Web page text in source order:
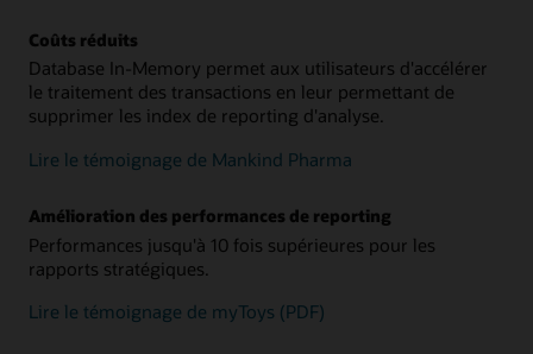
Coûts réduits
Database In-Memory permet aux utilisateurs d'accélérer
le traitement des transactions en leur permettant de
supprimer les index de reporting d'analyse.
Lire le témoignage de Mankind Pharma
Amélioration des performances de reporting
Performances jusqu'à 10 fois supérieures pour les
rapports stratégiques.
Lire le témoignage de myToys (PDF)